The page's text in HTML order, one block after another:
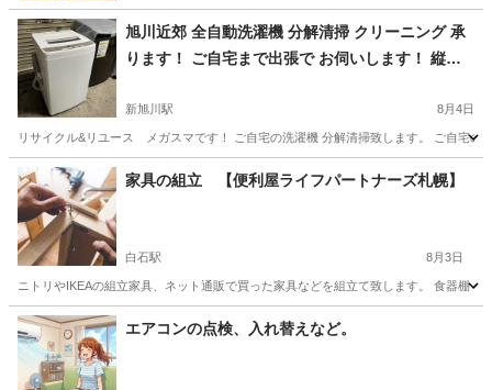
旭川近郊 全自動洗濯機 分解清掃 クリーニング 承
ります！ ご自宅まで出張で お伺いします！ 縦型
新旭川駅 8月4日
リサイクル&リユース メガスマです！ ご自宅の洗濯機 分解清掃致します。 ご自宅の
北海道 旭川市 新旭川駅 便利屋 料金
家具の組立 【便利屋ライフパートナーズ札幌】
白石駅 8月3日
ニトリやIKEAの組立家具、ネット通販で買った家具などを組立て致します。 食器棚
北海道 札幌市 便利屋 法人企業
エアコンの点検、入れ替えなど。